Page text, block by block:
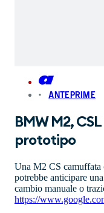
ANTEPRIME
BMW M2,
prototipo
Una M2 CS camuffata
potrebbe anticipare
cambio manuale o
https://